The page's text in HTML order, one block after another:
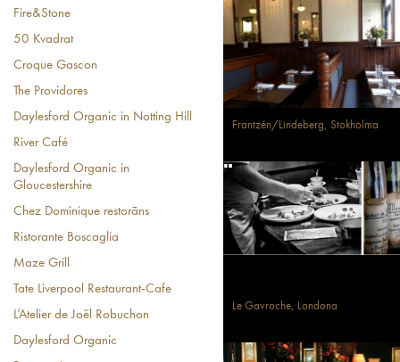
Fire&Stone
50 Kvadrat
Croque Gascon
The Providores
Daylesford Organic in Notting Hill
River Café
Daylesford Organic in
Gloucestershire
Chez Dominique restorāns
Ristorante Boscaglia
Maze Grill
Tate Liverpool Restaurant-Cafe
L’Atelier de Joël Robuchon
Daylesford Organic
Frantzén/Lindeberg, Stokholma
Le Gavroche, Londona